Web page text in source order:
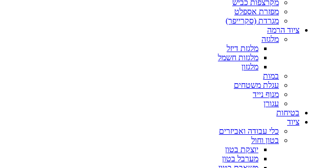
מקרצפות כביש
מפזרת אספלט
מגרדת (סקרייפר)
ציוד הרמה
מלגזה
מלגזת דיזל
מלגזות חשמל
מלגזון
במות
עגלת משטחים
מנוף נייד
עגורן
בטיחות
ציוד
כלי עבודה ואביזרים
בטון וחול
יוצקת בטון
מערבל בטון